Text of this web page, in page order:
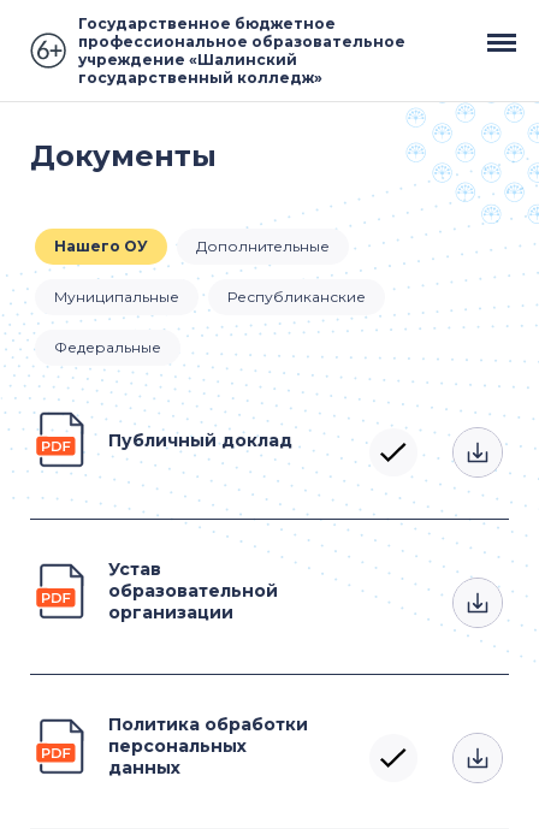
Государственное бюджетное
профессиональное образовательное
учреждение «Шалинский
государственный колледж»
Документы
Нашего ОУ Дополнительные
Муниципальные Республиканские
Федеральные
Публичный доклад
Устав
образовательной
организации
Политика обработки
персональных
данных